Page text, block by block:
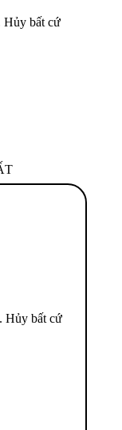
Hủy bất cứ
Hủy bất cứ